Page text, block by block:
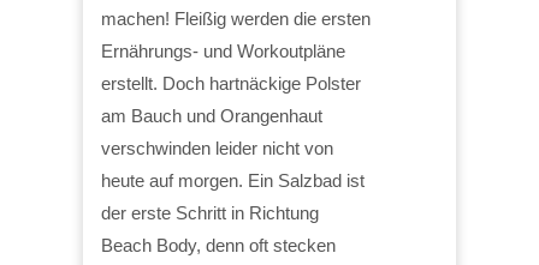
machen! Fleißig werden die ersten
Ernährungs- und Workoutpläne
erstellt. Doch hartnäckige Polster
am Bauch und Orangenhaut
verschwinden leider nicht von
heute auf morgen. Ein Salzbad ist
der erste Schritt in Richtung
Beach Body, denn oft stecken